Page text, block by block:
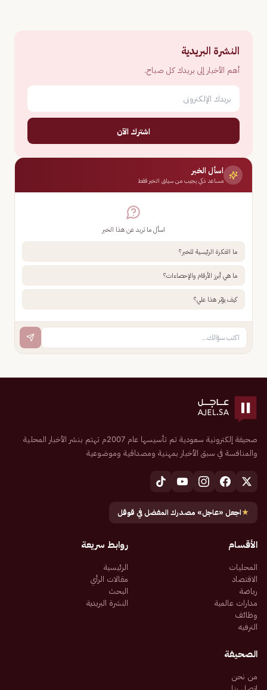
النشرة البريدية
أهم الأخبار إلى بريدك كل صباح.
اشترك الآن
اسأل الخبر
مساعد ذكي يجيب من سياق الخبر فقط
اسأل ما تريد عن هذا الخبر
ما الفكرة الرئيسية للخبر؟
ما هي أبرز الأرقام والإحصاءات؟
كيف يؤثر هذا علي؟
صحيفة إلكترونية سعودية تم تأسيسها عام 2007م تهتم بنشر الأخبار المحلية
والمنافسة في سبق الأخبار بمهنية ومصداقية وموضوعية
★اجعل «عاجل» مصدرك المفضل في قوقل
الأقسام
المحليات
الاقتصاد
رياضة
مدارات عالمية
وظائف
الترفيه
روابط سريعة
الرئيسية
مقالات الرأي
البحث
النشرة البريدية
الصحيفة
من نحن